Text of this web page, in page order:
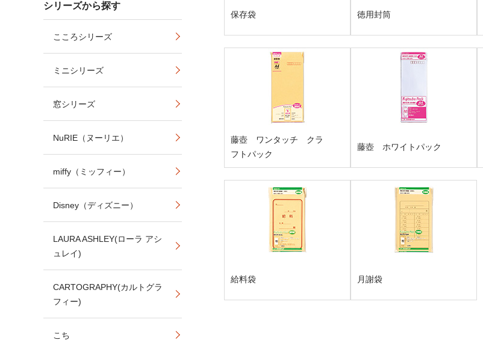
保存袋 徳用封筒
藤壺 ワンタッチ クラ
フトパック
藤壺 ホワイトパック
給料袋 月謝袋
シリーズから探す
こころシリーズ
ミニシリーズ
窓シリーズ
NuRIE（ヌーリエ）
miffy（ミッフィー）
Disney（ディズニー）
LAURA ASHLEY(ローラ アシ
ュレイ)
CARTOGRAPHY(カルトグラ
フィー)
こち